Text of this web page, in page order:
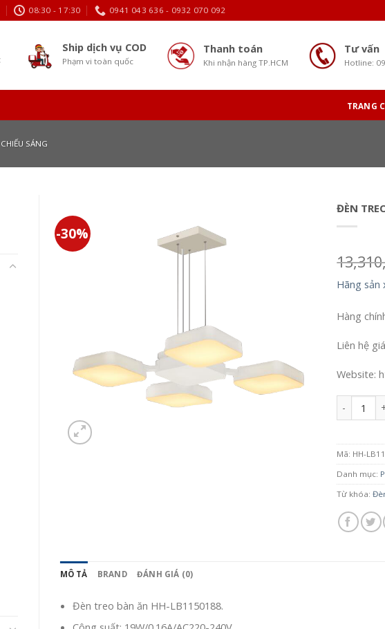
08:30 - 17:30 0941 043 636 - 0932 070 092
Ship dịch vụ COD
Phạm vi toàn quốc
Thanh toán
Khi nhận hàng TP.HCM
Tư vấn
Hotline:
TRANG
SÁNG
-30%
ĐÈN
Hãng sản
Hàng
Liên hệ
Website:
Mã: HH-
Danh mục:
Từ khóa:
MÔ TẢ BRAND ĐÁNH GIÁ (0)
Đèn treo bàn ăn HH-LB1150188.